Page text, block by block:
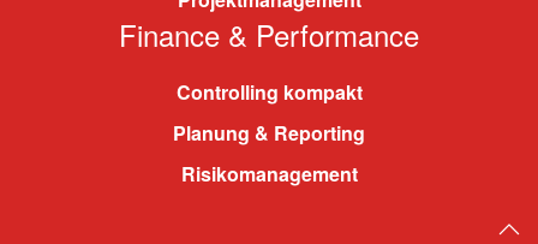
Finance & Performance
Controlling kompakt
Planung & Reporting
Risikomanagement